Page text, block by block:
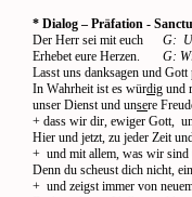
* Dialog – Präfation -
Der Herr sei mit euch
G:
Erhebet eure Herzen.
G:
Lasst uns danksagen und Gott
In Wahrheit ist es würdig und
unser Dienst und unsere
+ dass wir dir, ewiger Gott,
Hier und jetzt, zu jeder Zeit
+ und mit allem, was wir sind
Denn du scheust dich nicht,
+ und zeigst immer von